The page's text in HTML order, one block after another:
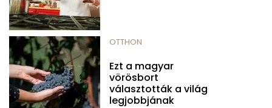
OTTHON
Ezt a magyar
vörösbort
választották a világ
legjobbjának